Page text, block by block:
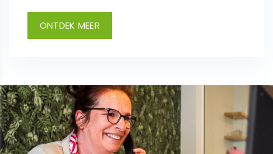
ONTDEK MEER